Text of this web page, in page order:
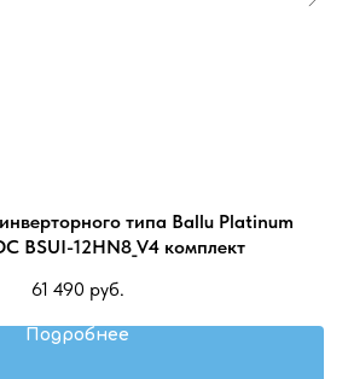
типа Ballu Platinum
BSUI-12HN8_V4 комплект
61 490 руб.
Подробнее